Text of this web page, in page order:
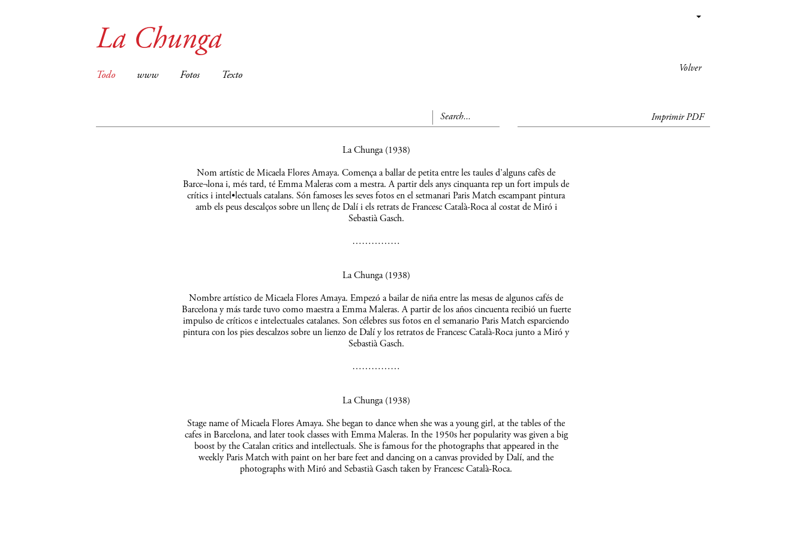
Volver
La Chunga
Todo www Fotos Texto
Imprimir PDF
La Chunga (1938)
Nom artístic de Micaela Flores Amaya. Comença a ballar de petita entre les taules d’alguns cafès de
Barce¬lona i, més tard, té Emma Maleras com a mestra. A partir dels anys cinquanta rep un fort impuls de
crítics i intel•lectuals catalans. Són famoses les seves fotos en el setmanari Paris Match escampant pintura
amb els peus descalços sobre un llenç de Dalí i els retrats de Francesc Català-Roca al costat de Miró i
Sebastià Gasch.
……………
La Chunga (1938)
Nombre artístico de Micaela Flores Amaya. Empezó a bailar de niña entre las mesas de algunos cafés de
Barcelona y más tarde tuvo como maestra a Emma Maleras. A partir de los años cincuenta recibió un fuerte
impulso de críticos e intelectuales catalanes. Son célebres sus fotos en el semanario Paris Match esparciendo
pintura con los pies descalzos sobre un lienzo de Dalí y los retratos de Francesc Català-Roca junto a Miró y
Sebastià Gasch.
……………
La Chunga (1938)
Stage name of Micaela Flores Amaya. She began to dance when she was a young girl, at the tables of the
cafes in Barcelona, and later took classes with Emma Maleras. In the 1950s her popularity was given a big
boost by the Catalan critics and intellectuals. She is famous for the photographs that appeared in the
weekly Paris Match with paint on her bare feet and dancing on a canvas provided by Dalí, and the
photographs with Miró and Sebastià Gasch taken by Francesc Català-Roca.